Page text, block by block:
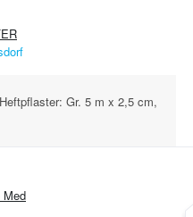
Gr. 5 m x 2,5 cm,